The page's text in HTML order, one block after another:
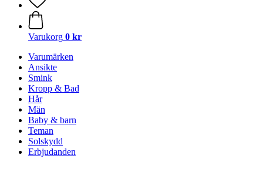
Varukorg 0 kr
Varumärken
Ansikte
Smink
Kropp & Bad
Hår
Män
Baby & barn
Teman
Solskydd
Erbjudanden